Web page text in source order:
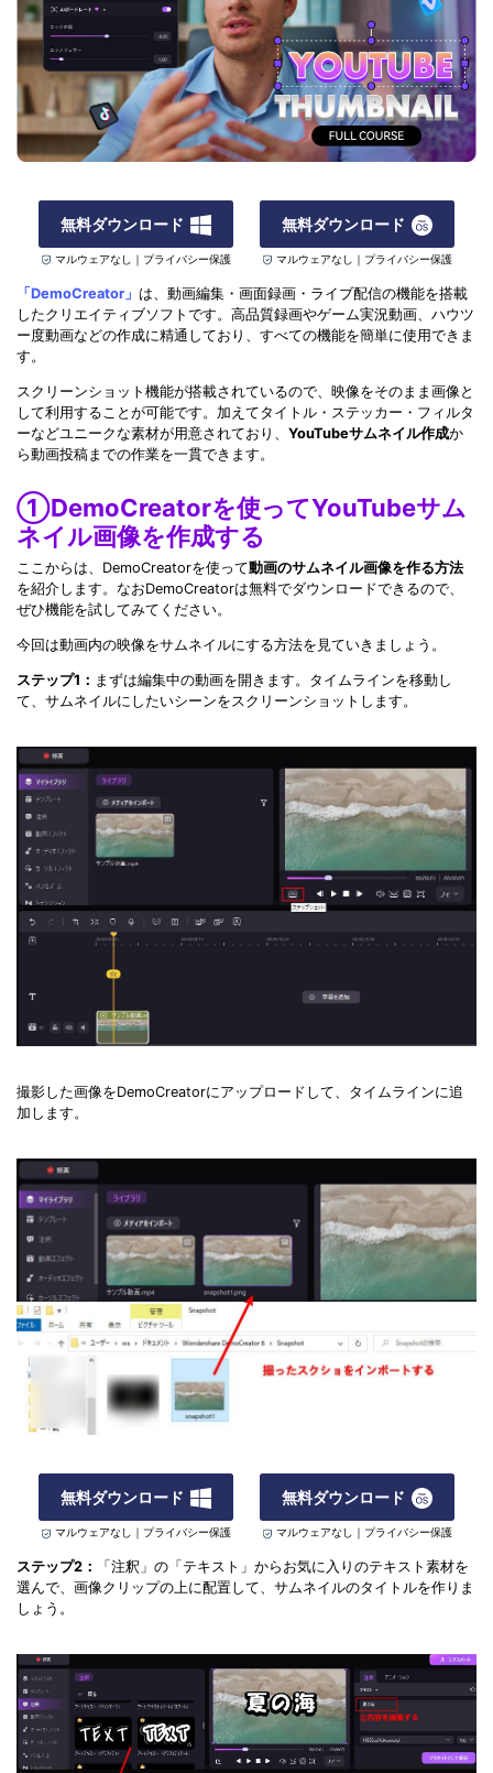
無料ダウンロード
マルウェアなし｜プライバシー保護
無料ダウンロード
マルウェアなし｜プライバシー保護
「DemoCreator」 は、動画編集・画面録画・ライブ配信の機能を搭載
したクリエイティブソフトです。高品質録画やゲーム実況動画、ハウツ
ー度動画などの作成に精通しており、すべての機能を簡単に使用できま
す。
スクリーンショット機能が搭載されているので、映像をそのまま画像と
して利用することが可能です。加えてタイトル・ステッカー・フィルタ
ーなどユニークな素材が用意されており、 YouTubeサムネイル作成か
ら動画投稿までの作業を一貫できます。
①DemoCreatorを使ってYouTubeサム
ネイル画像を作成する
ここからは、DemoCreatorを使って動画のサムネイル画像を作る方法
を紹介します。なおDemoCreatorは無料でダウンロードできるので、
ぜひ機能を試してみてください。
今回は動画内の映像をサムネイルにする方法を見ていきましょう。
ステップ1： まずは編集中の動画を開きます。タイムラインを移動し
て、サムネイルにしたいシーンをスクリーンショットします。
撮影した画像をDemoCreatorにアップロードして、タイムラインに追
加します。
無料ダウンロード
マルウェアなし｜プライバシー保護
無料ダウンロード
マルウェアなし｜プライバシー保護
ステップ2：
「注釈」の「テキスト」からお気に入りのテキスト素材を
選んで、画像クリップの上に配置して、サムネイルのタイトルを作りま
しょう。